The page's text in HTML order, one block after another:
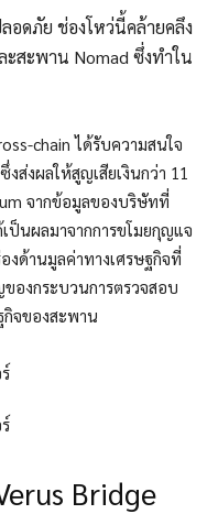
ดภัย ช่องโหว่นี้คล้ายคลึง
สะพาน Nomad ซึ่งทำใน
chain ได้รับความสนใจ
งส่งผลให้สูญเสียเงินกว่า 11
จากข้อมูลของบริษัทที่
ป็นผลมาจากการขโมยกุญแจ
ด้านมูลค่าทางเศรษฐกิจที่
องกระบวนการตรวจสอบ
กิจของสะพาน
Bridge